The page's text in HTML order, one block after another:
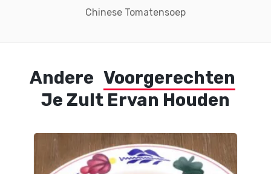
Chinese Tomatensoep
Andere Voorgerechten
Je Zult Ervan Houden